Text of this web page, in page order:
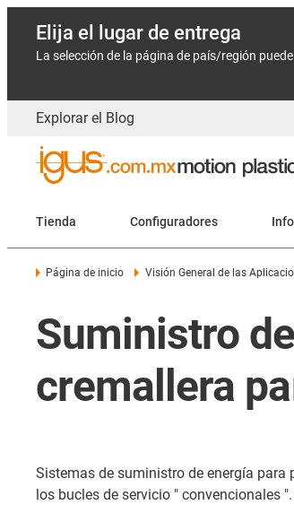
Elija el lugar de entrega
La selección de la página de país/región
Explorar el Blog
Tienda Configuradores
Página de inicio Visión General de las
Suministro
cremallera
Sistemas de suministro de energía para
los bucles de servicio " convencionales